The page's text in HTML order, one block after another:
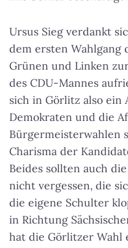
Ursus Sieg verdankt
dem ersten
Grünen und Linken
des CDU-Mannes
sich in Görlitz also
Demokraten und die
Bürgermeisterwahlen
Charisma der
Beides sollten auch
nicht vergessen, die
die eigene Schulter
in Richtung
hat die Görlitzer Wahl